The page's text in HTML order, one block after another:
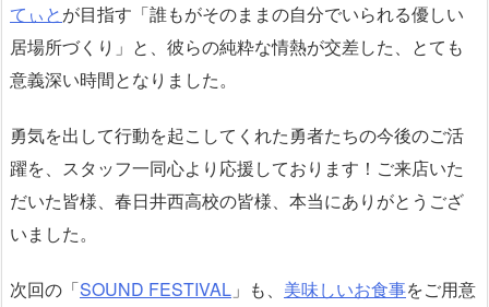
てぃとが目指す「誰もがそのままの自分でいられる優しい
居場所づくり」と、彼らの純粋な情熱が交差した、とても
意義深い時間となりました。
勇気を出して行動を起こしてくれた勇者たちの今後のご活
躍を、スタッフ一同心より応援しております！ご来店いた
だいた皆様、春日井西高校の皆様、本当にありがとうござ
いました。
次回の「SOUND FESTIVAL 」も、 美味しいお食事をご用意